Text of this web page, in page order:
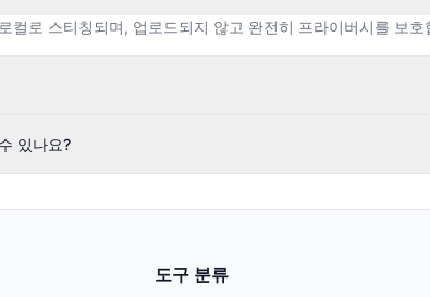
컬로 스티칭되며, 업로드되지 않고 완전히 프라이버시를 보호
있나요?
도구 분류